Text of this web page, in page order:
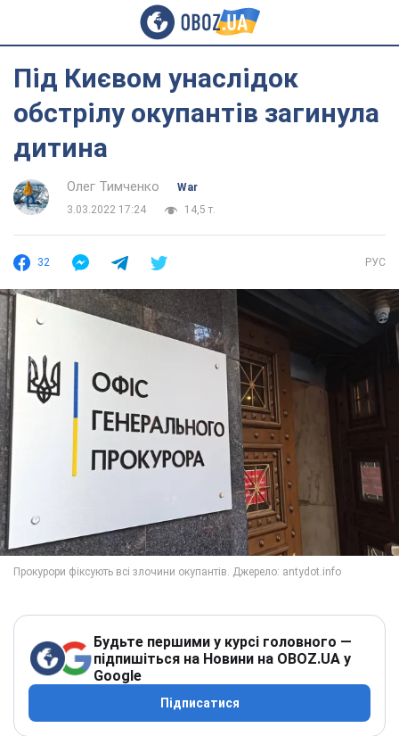
Під Києвом унаслідок
обстрілу окупантів загинула
дитина
Олег Тимченко
War
3.03.2022 17:24
14,5 т.
32 РУС
Будьте першими у курсі головного —
підпишіться на Новини на OBOZ.UA у
Google
Підписатися